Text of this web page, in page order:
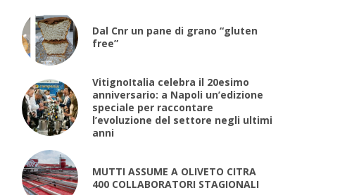
Dal Cnr un pane di grano “gluten
free”
VitignoItalia celebra il 20esimo
anniversario: a Napoli un’edizione
speciale per raccontare
l’evoluzione del settore negli ultimi
anni
MUTTI ASSUME A OLIVETO CITRA
400 COLLABORATORI STAGIONALI